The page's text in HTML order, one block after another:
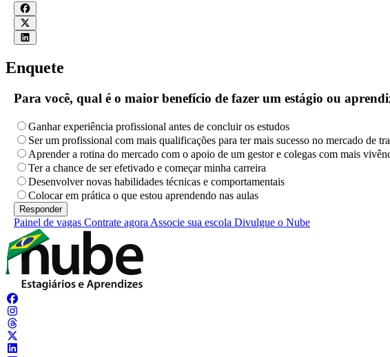
Enquete
Para você, qual é o maior benefício de fazer um estágio ou
Ganhar experiência profissional antes de concluir os estudos
Ser um profissional com mais qualificações para ter mais sucesso no mercado de
Aprender a rotina do mercado com o apoio de um gestor e colegas com mais
Ter a chance de ser efetivado e começar minha carreira
Desenvolver novas habilidades técnicas e comportamentais
Colocar em prática o que estou aprendendo nas aulas
Painel de vagas Contrate agora Associe sua escola Divulgue o Nube